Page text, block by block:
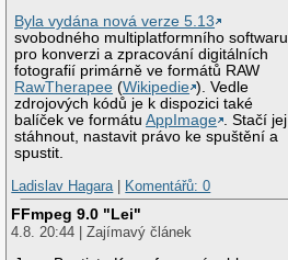
Byla vydána nová verze 5.13
svobodného multiplatformního softwaru
pro konverzi a zpracování digitálních
fotografií primárně ve formátů RAW
RawTherapee (Wikipedie ). Vedle
zdrojových kódů je k dispozici také
balíček ve formátuAppImage . Stačí jej
stáhnout, nastavit právo ke spuštění a
spustit.
Ladislav Hagara
Komentářů: 0
FFmpeg 9.0 "Lei"
4.8. 20:44 | Zajímavý článek